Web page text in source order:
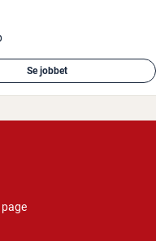
Se jobbet